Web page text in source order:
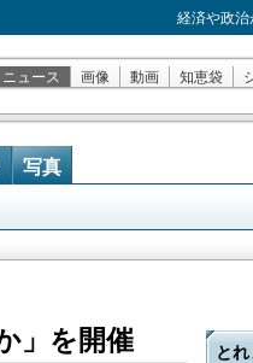
経済や政
ニュース 画像 動画 知恵袋
写真
」を開催 とれ